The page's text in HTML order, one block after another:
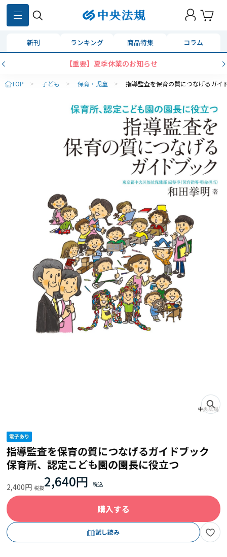
新刊 ランキング 商品特集 コラム
【重要】夏季休業のお知らせ
TOP > 子ども > 保育・児童 > 指導監査を保育の質につなげるガ
指導監査を保育の質につなげるガイドブック
保育所、認定こども園の園長に役立つ
2,400円 2,640円
購入する
試し読み